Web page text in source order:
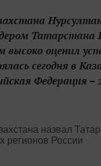
оценил
сегодня в
Федерация –